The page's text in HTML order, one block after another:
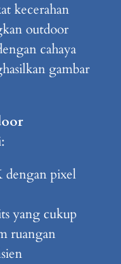
kecerahan
outdoor
cahaya
gambar
dengan pixel
yang cukup
ruangan